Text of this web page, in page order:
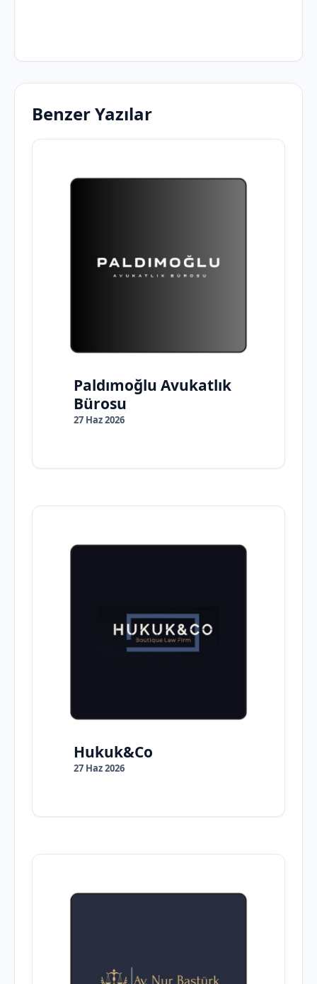
Benzer Yazılar
Paldımoğlu Avukatlık
Bürosu
27 Haz 2026
Hukuk&Co
27 Haz 2026